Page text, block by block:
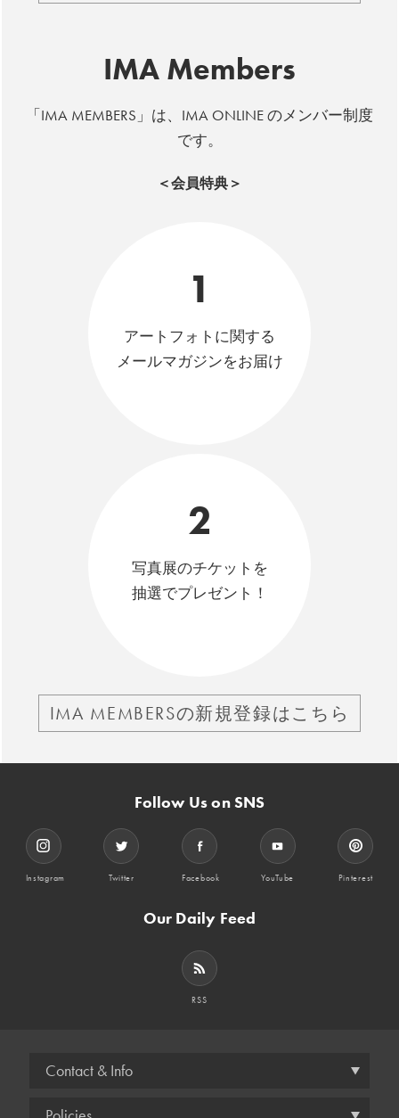
IMA Members
「IMA MEMBERS」は、IMA ONLINE のメンバー制度
です。
＜会員特典＞
1
アートフォトに関する
メールマガジンをお届け
2
写真展のチケットを
抽選でプレゼント！
IMA MEMBERSの新規登録はこちら
Follow Us on SNS
Instagram Twitter Facebook YouTube Pinterest
Our Daily Feed
RSS
Contact & Info